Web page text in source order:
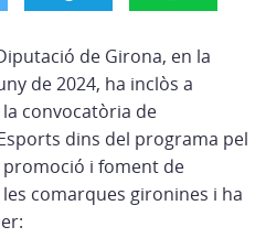
de Girona, en la
de 2024, ha inclòs a
la convocatòria de
dins del programa pel
promoció i foment de
les comarques gironines i ha